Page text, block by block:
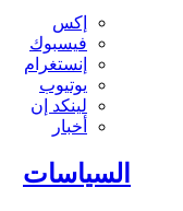
إكس
فيسبوك
إنستغرام
يوتيوب
لينكد إن
أخبار
السياسات